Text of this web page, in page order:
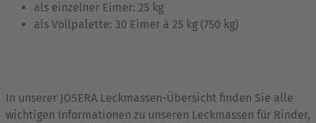
als einzelner Eimer: 25 kg
als Vollpalette: 30 Eimer à 25 kg (750 kg)
In unserer JOSERA Leckmassen-Übersicht finden Sie alle
wichtigen Informationen zu unseren Leckmassen für Rinder,